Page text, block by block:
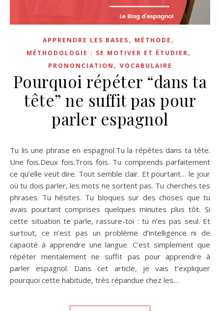
APPRENDRE LES BASES, MÉTHODE ,
MÉTHODOLOGIE : SE MOTIVER ET ÉTUDIER,
PRONONCIATION , VOCABULAIRE
Pourquoi répéter “dans ta
tête” ne suffit pas pour
parler espagnol
Tu lis une phrase en espagnol.Tu la répètes dans ta tête.
Une fois.Deux fois.Trois fois. Tu comprends parfaitement
ce qu’elle veut dire. Tout semble clair. Et pourtant… le jour
où tu dois parler, les mots ne sortent pas. Tu cherches tes
phrases. Tu hésites. Tu bloques sur des choses que tu
avais pourtant comprises quelques minutes plus tôt. Si
cette situation te parle, rassure-toi : tu n’es pas seul. Et
surtout, ce n’est pas un problème d’intelligence ni de
capacité à apprendre une langue. C’est simplement que
répéter mentalement ne suffit pas pour apprendre à
parler espagnol. Dans cet article, je vais t’expliquer
pourquoi cette habitude, très répandue chez les…